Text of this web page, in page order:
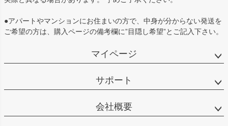
●アパートやマンションにお住まいの方で、中身が分からない発送を
ご希望の方は、購入ページの備考欄に”目隠し希望”とご記入下さい。
マイページ
サポート
会社概要